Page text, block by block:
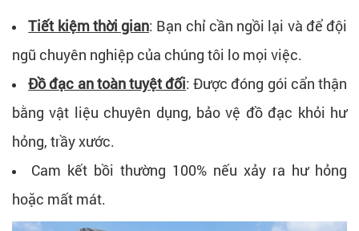
Tiết kiệm thời gian: Bạn chỉ cần ngồi lại và để đội
ngũ chuyên nghiệp của chúng tôi lo mọi việc.
Đồ đạc an toàn tuyệt đối: Được đóng gói cẩn thận
bằng vật liệu chuyên dụng, bảo vệ đồ đạc khỏi hư
hỏng, trầy xước.
Cam kết bồi thường 100% nếu xảy ra hư hỏng
hoặc mất mát.